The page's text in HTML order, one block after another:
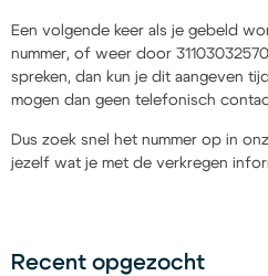
Een volgende keer als je gebeld
nummer, of weer door
spreken, dan kun je dit aangeven
mogen dan geen telefonisch
Dus zoek snel het nummer op in
jezelf wat je met de verkregen
Recent opgezocht